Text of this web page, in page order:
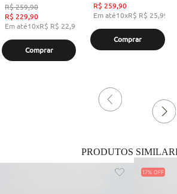
R$259,90
R$ 229,90
Em até10xR$ R$ 22,99
Comprar
R$ 259,90
Em até10xR$ R$ 25,99
Comprar
PRODUTOS
17%